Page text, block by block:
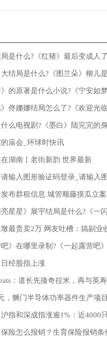
波（h
局是什么?《红猪》最后变成人
大结局是什么?《图兰朵》柳儿
》的原著是什么小说?《宁安如
》佟娜娜结局怎么了?《欢迎光
什么电视剧?《墨白》陆完完的
庙会_环球时快讯
湖南丨老街新韵 世界最新
输入图形验证码登录_请输入
布群租信息 城管顺藤摸瓜立
亮星星》展宇结局是什么?《一
么?最贵卖2万 网友吐槽：搞副业
吧》在哪里录制?《一起露营吧
经股指上涨
：道长先揍奇拉米，再与英
，狮门半导体功率器件生产项
指和深成指涨逾1%：近4000
险怎么报销？生育保险报销条